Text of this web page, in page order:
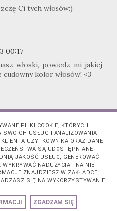
Ci tych włosów:)
00:17
włoski, powiedz mi jakiej
cudowny kolor włosów! <3
PLIKI COOKIE, KTÓRYCH
SWOICH USŁUG I ANALIZOWANIA
UŻYTKOWNIKA ORAZ DANE
SĄ UDOSTĘPNIANE
JAKOŚĆ USŁUG, GENEROWAĆ
NADUŻYCIA I NA NIE
ZNAJDZIESZ W ZAKŁADCE
SIĘ NA WYKORZYSTYWANIE
ZGADZAM SIĘ